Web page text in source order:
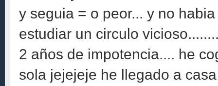
y seguia = o peor... y no
estudiar un circulo
2 años de impotencia.... he
sola jejejeje he llegado a